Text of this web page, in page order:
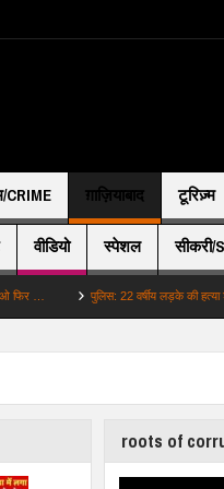
CRIME ग़ाज़ियाबाद टूरिज़्म
वीडियो स्पेशल सीकरी/
पुलिस: 22 वर्षीय लड़के की हत्या शव के
roots of